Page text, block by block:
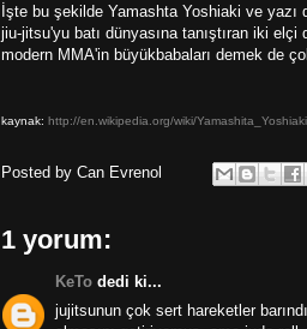
İşte bu şekilde Yamashta Yoshiaki ve
jiu-jitsu'yu batı dünyasına tanıştıran iki elçi
modern MMA'in büyükbabaları demek de
kaynak: http://en.wikipedia.org/wiki/Yamashita_Yoshiaki
Posted by Can Evrenol
1 yorum:
KeTo dedi ki...
jujitsunun çok sert hareketler